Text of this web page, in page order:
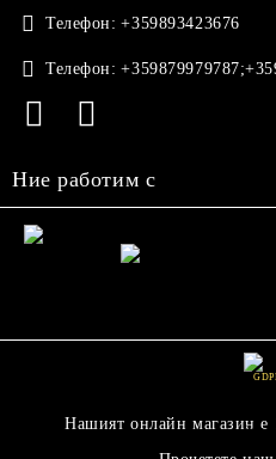
Телефон: +359893423676
Телефон:
Ние работим с
Нашият онлайн магазин е